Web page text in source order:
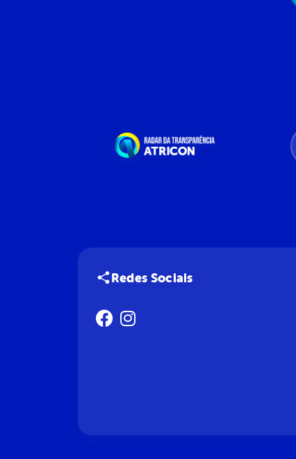
Redes Sociais